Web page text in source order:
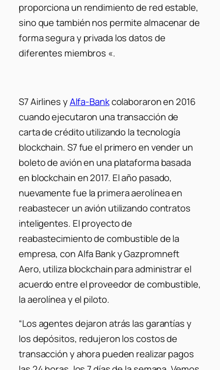
proporciona un rendimiento de red estable,
sino que también nos permite almacenar de
forma segura y privada los datos de
diferentes miembros «.
S7 Airlines yAlfa-Bankcolaboraron en 2016
cuando ejecutaron una transacción de
carta de crédito utilizando la tecnología
blockchain. S7 fue el primero en vender un
boleto de avión en una plataforma basada
en blockchain en 2017. El año pasado,
nuevamente fue la primera aerolínea en
reabastecer un avión utilizando contratos
inteligentes. El proyecto de
reabastecimiento de combustible de la
empresa, con Alfa Bank y Gazpromneft
Aero, utiliza blockchain para administrar el
acuerdo entre el proveedor de combustible,
la aerolínea y el piloto.
“Los agentes dejaron atrás las garantías y
los depósitos, redujeron los costos de
transacción y ahora pueden realizar pagos